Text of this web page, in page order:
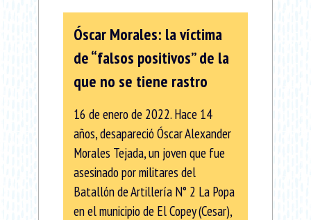
Óscar Morales: la víctima
de “falsos positivos” de la
que no se tiene rastro
16 de enero de 2022. Hace 14
años, desapareció Óscar Alexander
Morales Tejada, un joven que fue
asesinado por militares del
Batallón de Artillería N° 2 La Popa
en el municipio de El Copey (Cesar),